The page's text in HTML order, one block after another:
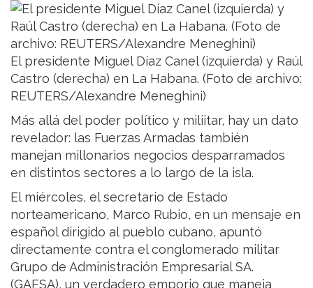
El presidente Miguel Díaz Canel (izquierda) y Raúl
Castro (derecha) en La Habana. (Foto de archivo:
REUTERS/Alexandre Meneghini)
Más allá del poder político y miliitar, hay un dato
revelador: las Fuerzas Armadas también
manejan millonarios negocios desparramados
en distintos sectores a lo largo de la isla.
El miércoles, el secretario de Estado
norteamericano, Marco Rubio, en un mensaje en
español dirigido al pueblo cubano, apuntó
directamente contra el conglomerado militar
Grupo de Administración Empresarial SA.
(GAESA), un verdadero emporio que maneja